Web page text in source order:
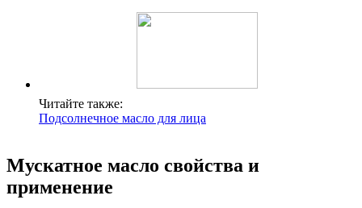
Читайте также:
Подсолнечное масло для лица
Мускатное масло свойства и
применение